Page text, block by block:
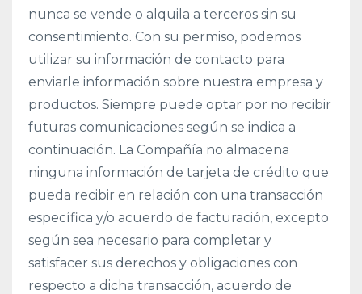
nunca se vende o alquila a terceros sin su
consentimiento. Con su permiso, podemos
utilizar su información de contacto para
enviarle información sobre nuestra empresa y
productos. Siempre puede optar por no recibir
futuras comunicaciones según se indica a
continuación. La Compañía no almacena
ninguna información de tarjeta de crédito que
pueda recibir en relación con una transacción
específica y/o acuerdo de facturación, excepto
según sea necesario para completar y
satisfacer sus derechos y obligaciones con
respecto a dicha transacción, acuerdo de